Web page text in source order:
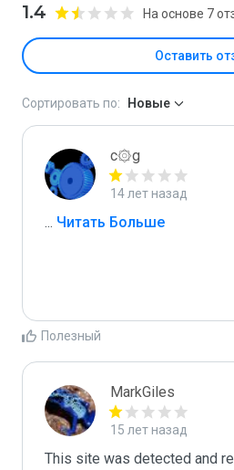
1.4 На основе 7
Оставить
Сортировать по: Новые
c۞g
14 лет назад
... Читать Больше
Полезный
MarkGiles
15 лет назад
This site was detected and